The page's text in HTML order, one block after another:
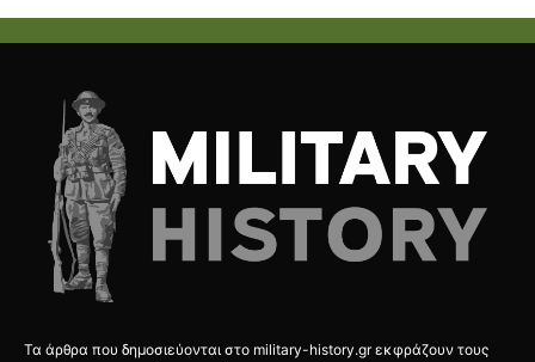
Τα άρθρα που δημοσιεύονται στο military-history.gr εκφράζουν τους